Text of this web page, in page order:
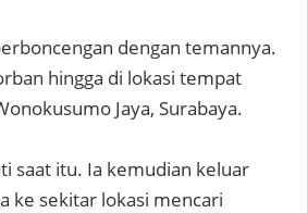
dengan temannya.
hingga di lokasi tempat
Jaya, Surabaya.
saat itu. Ia kemudian keluar
ke sekitar lokasi mencari